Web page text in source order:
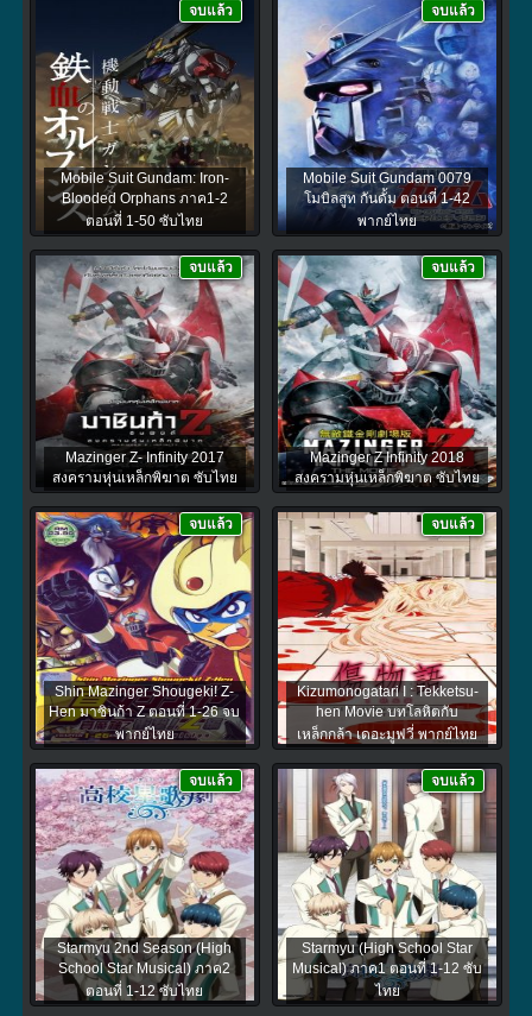
Mobile Suit Gundam: Iron-
Blooded Orphans ภาค1-2
ตอนที่ 1-50 ซับไทย
จบแล้ว
Mobile Suit Gundam 0079
โมบิลสูท กันดั้ม ตอนที่ 1-42
พากย์ไทย
จบแล้ว
Mazinger Z- Infinity 2017
สงครามหุ่นเหล็กพิฆาต ซับไทย
จบแล้ว
Mazinger Z Infinity 2018
สงครามหุ่นเหล็กพิฆาต ซับไทย
จบแล้ว
Shin Mazinger Shougeki! Z-
Hen มาซินก้า Z ตอนที่ 1-26 จบ
พากย์ไทย
จบแล้ว
Kizumonogatari I : Tekketsu-
hen Movie บทโลหิตกับ
เหล็กกล้า เดอะมูฟวี่ พากย์ไทย
จบแล้ว
Starmyu 2nd Season (High
School Star Musical) ภาค2
ตอนที่ 1-12 ซับไทย
จบแล้ว
Starmyu (High School Star
Musical) ภาค1 ตอนที่ 1-12 ซับ
ไทย
จบแล้ว